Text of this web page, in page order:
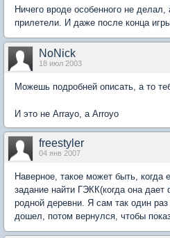
Ничего вроде особенного не
прилетели. И даже после конца
NoNick
18 июл 2003
Можешь подробней описать, а то
И это не Arrayo, а Arroyo
freestyler
04 янв 2007
Наверное, такое может быть,
задание найти ГЭКК(когда она
родной деревни. Я сам так один
дошел, потом вернулся, чтобы